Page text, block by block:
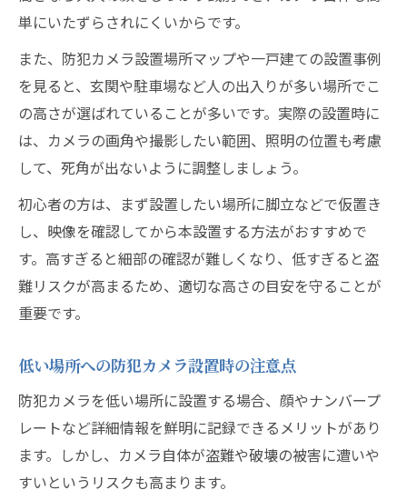
単にいたずらされにくいからです。
また、防犯カメラ設置場所マップや一戸建ての設置事例
を見ると、玄関や駐車場など人の出入りが多い場所でこ
の高さが選ばれていることが多いです。実際の設置時に
は、カメラの画角や撮影したい範囲、照明の位置も考慮
して、死角が出ないように調整しましょう。
初心者の方は、まず設置したい場所に脚立などで仮置き
し、映像を確認してから本設置する方法がおすすめで
す。高すぎると細部の確認が難しくなり、低すぎると盗
難リスクが高まるため、適切な高さの目安を守ることが
重要です。
低い場所への防犯カメラ設置時の注意点
防犯カメラを低い場所に設置する場合、顔やナンバープ
レートなど詳細情報を鮮明に記録できるメリットがあり
ます。しかし、カメラ自体が盗難や破壊の被害に遭いや
すいというリスクも高まります。